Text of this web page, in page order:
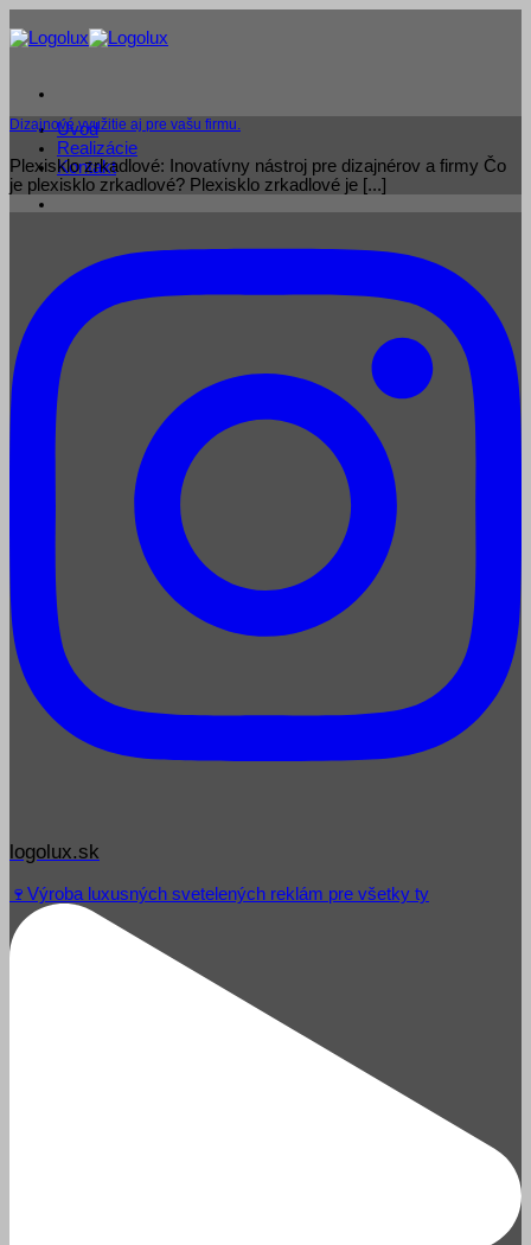
to
Úvod
Realizácie
Kontakt
Dizajnové využitie aj pre vašu firmu.
Plexisklo zrkadlové: Inovatívny nástroj pre dizajnérov a firmy Čo
je plexisklo zrkadlové? Plexisklo zrkadlové je [...]
logolux.sk
🍷Výroba luxusných svetelených reklám pre všetky ty